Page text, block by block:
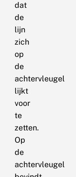
dat
de
lijn
zich
op
de
achtervleugel
lijkt
voor
te
zetten.
Op
de
achtervleugel